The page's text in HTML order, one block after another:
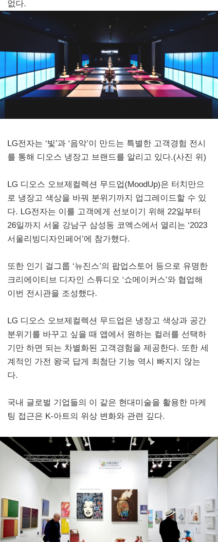
작성완료
없다.
LG전자는 ‘빛’과 ‘음악’이 만드는 특별한 고객경험 전시
를 통해 디오스 냉장고 브랜드를 알리고 있다.(사진 위)
LG 디오스 오브제컬렉션 무드업(MoodUp)은 터치만으
로 냉장고 색상을 바꿔 분위기까지 업그레이드할 수 있
다. LG전자는 이를 고객에게 선보이기 위해 22일부터
26일까지 서울 강남구 삼성동 코엑스에서 열리는 ‘2023
서울리빙디자인페어’에 참가했다.
또한 인기 걸그룹 ‘뉴진스’의 팝업스토어 등으로 유명한
크리에이티브 디자인 스튜디오 ‘쇼메이커스’와 협업해
이번 전시관을 조성했다.
LG 디오스 오브제컬렉션 무드업은 냉장고 색상과 공간
분위기를 바꾸고 싶을 때 앱에서 원하는 컬러를 선택하
기만 하면 되는 차별화된 고객경험을 제공한다. 또한 세
계적인 가전 왕국 답게 최첨단 기능 역시 빠지지 않는
다.
국내 글로벌 기업들의 이 같은 현대미술을 활용한 마케
팅 접근은 K-아트의 위상 변화와 관련 깊다.